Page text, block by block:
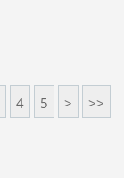
4 5 > >>